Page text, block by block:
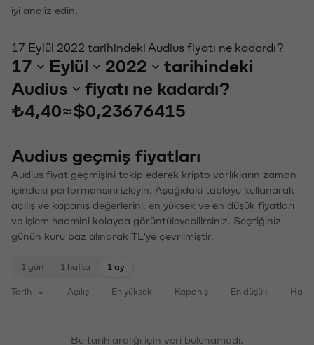
iyi analiz edin.
17 Eylül 2022 tarihindeki Audius fiyatı ne kadardı?
17 Eylül 2022
tarihindeki
Audius
fiyatı ne kadardı?
₺4,40≈$0,23676415
Audius geçmiş fiyatları
Audius fiyat geçmişini takip ederek kripto varlıkların zaman
içindeki performansını izleyin. Aşağıdaki tabloyu kullanarak
açılış ve kapanış değerlerini, en yüksek ve en düşük fiyatları
ve işlem hacmini kolayca görüntüleyebilirsiniz. Seçtiğiniz
günün kuru baz alınarak TL'ye çevrilmiştir.
1 gün 1 hafta 1 ay
Tarih Açılış En yüksek Kapanış En düşük
Bu tarih aralığı için veri bulunamadı.